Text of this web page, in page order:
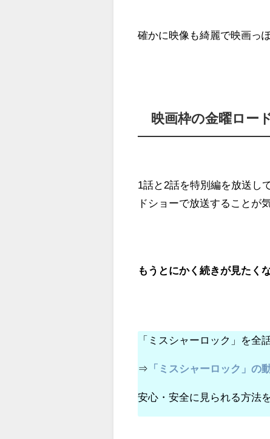
確かに映像も綺麗で映画っ
映画枠の金曜ロー
1話と2話を特別編を放送し
ドショーで放送することが
もうとにかく続きが見たく
「ミスシャーロック」を全
⇒ 「ミスシャーロック」の
安心・安全に見られる方法